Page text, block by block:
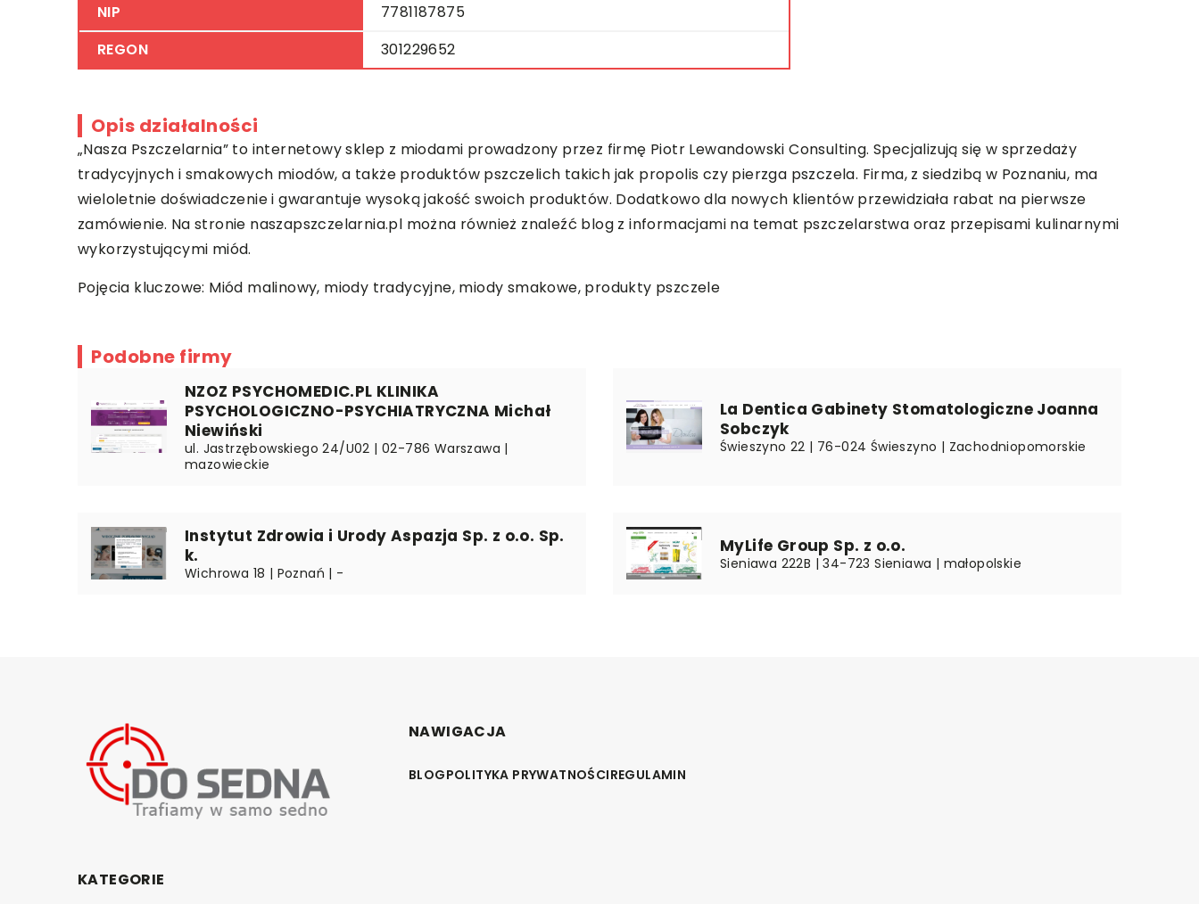
NIP
7781187875
REGON
301229652
Opis działalności
„Nasza Pszczelarnia” to internetowy sklep z miodami prowadzony przez firmę Piotr Lewandowski Consulting. Specjalizują się w sprzedaży
tradycyjnych i smakowych miodów, a także produktów pszczelich takich jak propolis czy pierzga pszczela. Firma, z siedzibą w Poznaniu, ma
wieloletnie doświadczenie i gwarantuje wysoką jakość swoich produktów. Dodatkowo dla nowych klientów przewidziała rabat na pierwsze
zamówienie. Na stronie naszapszczelarnia.pl można również znaleźć blog z informacjami na temat pszczelarstwa oraz przepisami kulinarnymi
wykorzystującymi miód.
Pojęcia kluczowe: Miód malinowy, miody tradycyjne, miody smakowe, produkty pszczele
Podobne firmy
NZOZ PSYCHOMEDIC.PL KLINIKA
PSYCHOLOGICZNO-PSYCHIATRYCZNA Michał
Niewiński
ul. Jastrzębowskiego 24/U02 | 02-786 Warszawa |
mazowieckie
La Dentica Gabinety Stomatologiczne Joanna
Sobczyk
Świeszyno 22 | 76-024 Świeszyno | Zachodniopomorskie
Instytut Zdrowia i Urody Aspazja Sp. z o.o. Sp.
k.
Wichrowa 18 | Poznań | -
MyLife Group Sp. z o.o.
Sieniawa 222B | 34-723 Sieniawa | małopolskie
NAWIGACJA
BLOGPOLITYKA PRYWATNOŚCIREGULAMIN
KATEGORIE